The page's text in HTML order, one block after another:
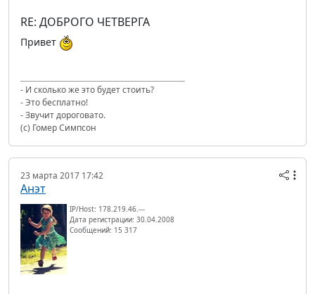
RE: ДОБРОГО ЧЕТВЕРГА
Привет
- И сколько же это будет стоить?
- Это бесплатно!
- Звучит дороговато.
(с) Гомер Симпсон
23 марта 2017 17:42
Анэт
IP/Host: 178.219.46.---
Дата регистрации: 30.04.2008
Сообщений: 15 317